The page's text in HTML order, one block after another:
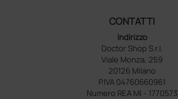
CONTATTI
Indirizzo
Doctor Shop S.r.l.
Viale Monza, 259
20126 Milano
P.IVA 04760660961
Numero REA MI - 1770573